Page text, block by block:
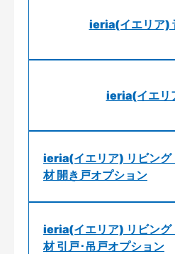
ieria(イエリア)
ieria(イエリ
ieria(イエリア) リビング
材 開き戸オプション
ieria(イエリア) リビング
材 引戸･吊戸オプション